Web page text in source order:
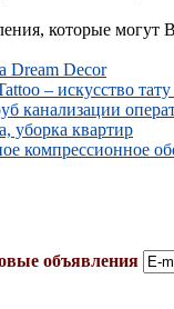
которые могут
Dream Decor
– искусство
канализации
уборка квартир
компрессионное
объявления